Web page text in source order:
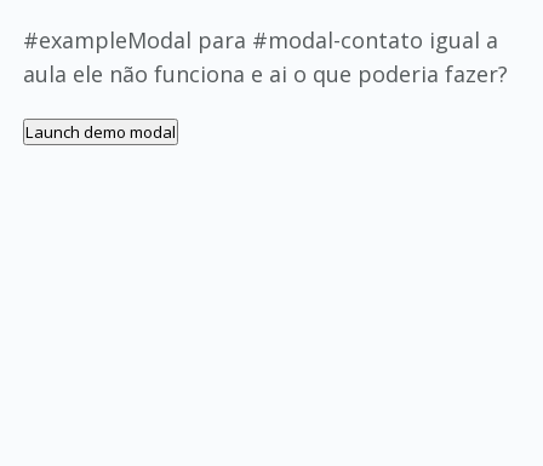
#exampleModal para #modal-contato igual a
aula ele não funciona e ai o que poderia fazer?
Launch demo modal